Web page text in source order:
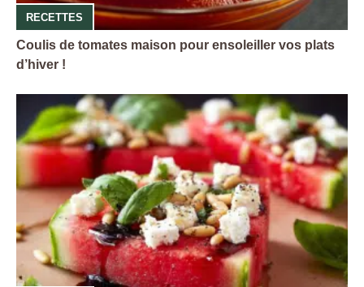
RECETTES
Coulis de tomates maison pour ensoleiller vos plats
d’hiver !